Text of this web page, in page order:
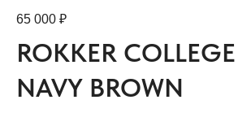
ROKKER
NAVY BROWN
65 000 ₽